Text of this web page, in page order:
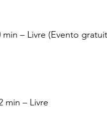
min – Livre (Evento
min – Livre